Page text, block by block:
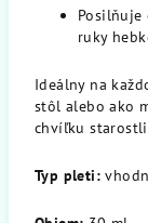
Posilňuje
ruky
Ideálny na
stôl alebo ako
chvíľku
Typ pleti: